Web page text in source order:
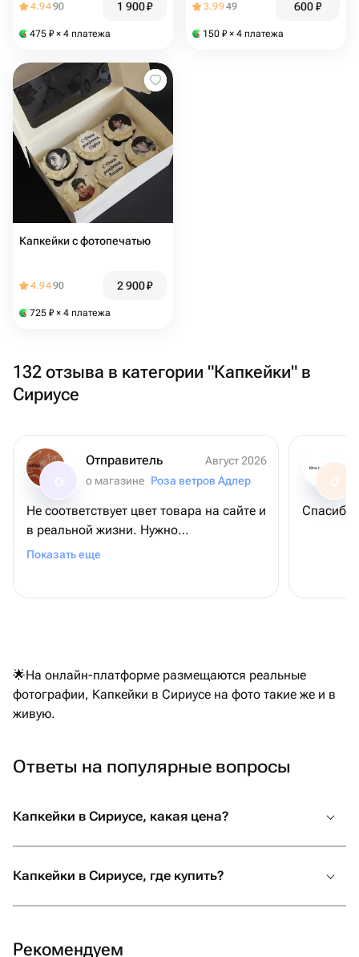
4.9490 1 900₽
475 ₽ × 4 платежа
3.9949 600₽
150 ₽ × 4 платежа
Капкейки с фотопечатью
4.9490 2 900₽
725 ₽ × 4 платежа
132 отзыва в категории "Капкейки" в
Сириусе
Отправитель
Август 2026
о магазине Роза ветров Адлер
Не соответствует цвет товара на сайте и
в реальной жизни. Нужно
предупреждать и указывать, что цвет
Показать еще
Kira.ne.mac
О
Спасибо
🌟На онлайн-платформе размещаются реальные
фотографии, Капкейки в Сириусе на фото такие же и в
живую.
Ответы на популярные вопросы
Капкейки в Сириусе, какая цена?
Капкейки в Сириусе, где купить?
Рекомендуем